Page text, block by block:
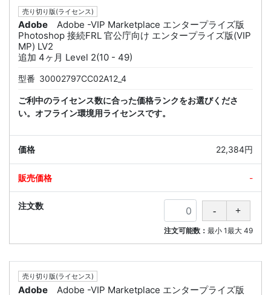
売り切り版(ライセンス)
Adobe
Adobe -VIP Marketplace エンタープライズ版
Photoshop 接続FRL 官公庁向け エンタープライズ版(VIP
MP) LV2
追加 4ヶ月 Level 2(10 - 49)
型番 30002797CC02A12_4
ご利中のライセンス数に合った価格ランクをお選びくださ
い。オフライン環境用ライセンスです。
22,384円
-
注文可能数： 最小 1最大 49
売り切り版(ライセンス)
Adobe
Adobe -VIP Marketplace エンタープライズ版